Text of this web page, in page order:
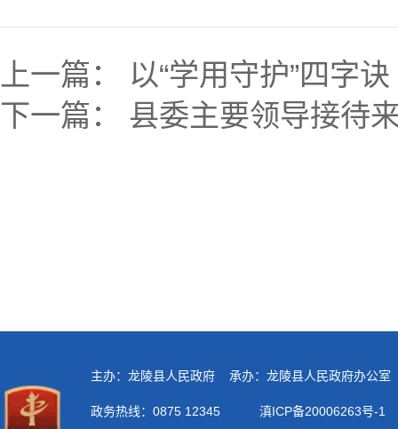
上一篇： 以“学用守护”四字
下一篇： 县委主要领导接待